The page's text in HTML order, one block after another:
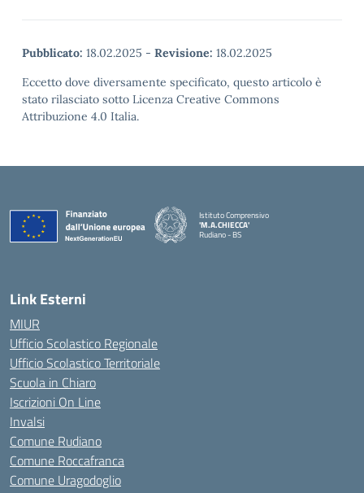
Pubblicato: 18.02.2025 - Revisione: 18.02.2025
Eccetto dove diversamente specificato, questo articolo è
stato rilasciato sotto Licenza Creative Commons
Attribuzione 4.0 Italia.
Istituto Comprensivo
'M.A.CHIECCA'
Rudiano - BS
Link Esterni
MIUR
Ufficio Scolastico Regionale
Ufficio Scolastico Territoriale
Scuola in Chiaro
Iscrizioni On Line
Invalsi
Comune Rudiano
Comune Roccafranca
Comune Uragodoglio